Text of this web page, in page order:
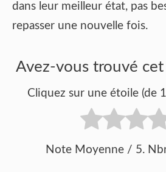
dans leur meilleur état, pas
repasser une nouvelle fois.
Avez-vous trouvé
Cliquez sur une étoile (de
Note Moyenne / 5.